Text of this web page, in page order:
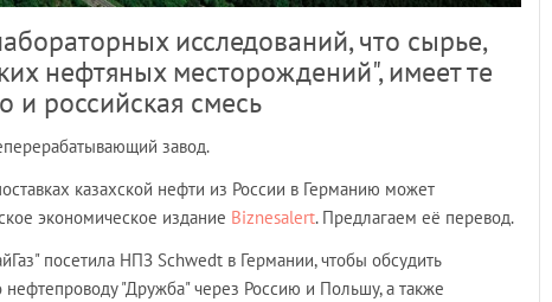
исследований, что сырье,
нефтяных месторождений", имеет те
и российская смесь
завод.
казахской нефти из России в Германию может
экономическое издание Biznesalert. Предлагаем её перевод.
посетила НПЗ Schwedt в Германии, чтобы обсудить
"Дружба" через Россию и Польшу, а также